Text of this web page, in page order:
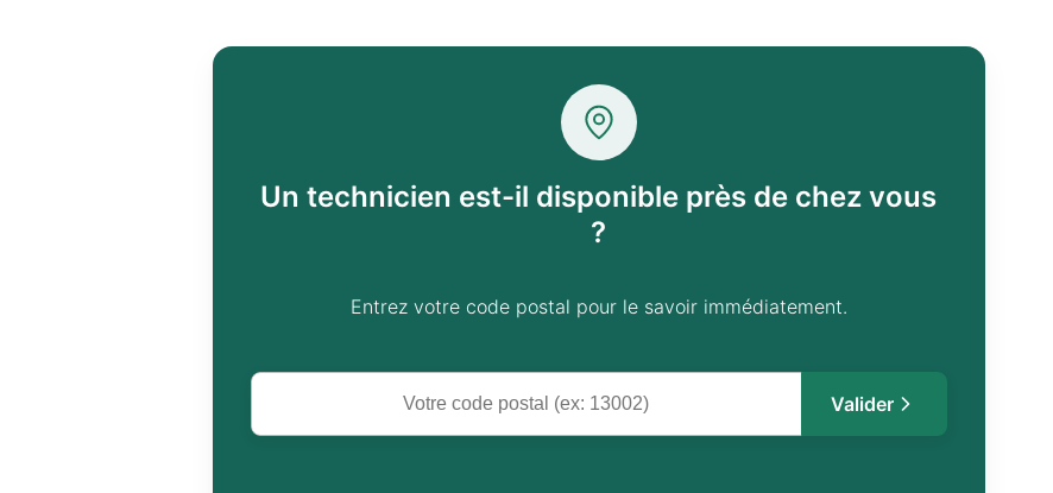
Un technicien est-il disponible près de chez vous
?
Entrez votre code postal pour le savoir immédiatement.
Valider